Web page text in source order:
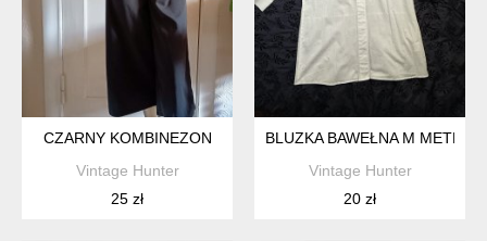
CZARNY KOMBINEZON
Vintage Hunter
25 zł
BLUZKA BAWEŁNA M METKA
Vintage Hunter
20 zł